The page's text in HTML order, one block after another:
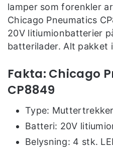
lamper som forenkler
Chicago Pneumatics
20V litiumionbatterier
batterilader. Alt pakket
Fakta: Chicago
CP8849
Type: Muttertrekker
Batteri: 20V
Belysning: 4 stk.